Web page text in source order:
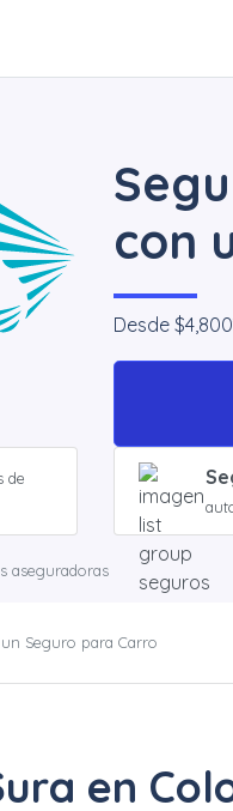
con
Desde
de
aseguradoras
Seguro para Carro
en